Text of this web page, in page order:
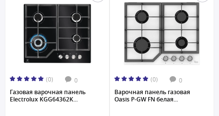
(0) 0
Газовая варочная панель
Electrolux KGG64362K...
(0) 0
Варочная панель газовая
Oasis P-GW FN белая...